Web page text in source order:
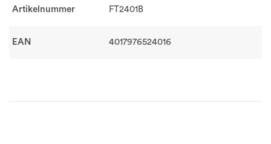
Artikelnummer FT2401B
EAN 4017976524016